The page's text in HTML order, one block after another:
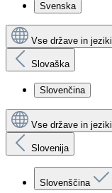
Svenska
Vse države in jeziki
Slovaška
Slovenčina
Vse države in jeziki
Slovenija
Slovenščina